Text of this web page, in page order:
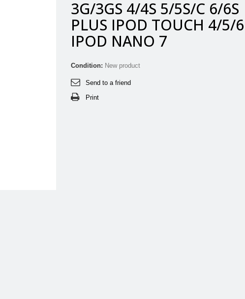
3G/3GS 4/4S 5/5S/C 6/6S
PLUS IPOD TOUCH 4/5/6
IPOD NANO 7
Condition: New product
Send to a friend
Print